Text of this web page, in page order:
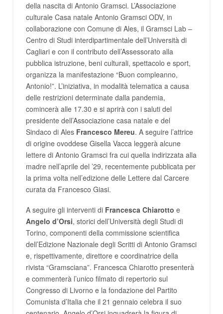
della nascita di Antonio Gramsci. L’Associazione
culturale Casa natale Antonio Gramsci ODV, in
collaborazione con Comune di Ales, il Gramsci Lab –
Centro di Studi interdipartimentale dell’Università di
Cagliari e con il contributo dell’Assessorato alla
pubblica istruzione, beni culturali, spettacolo e sport,
organizza la manifestazione “Buon compleanno,
Antonio!”. L’iniziativa, in modalità telematica a causa
delle restrizioni determinate dalla pandemia,
comincerà alle 17.30 e si aprirà con i saluti del
presidente dell’Associazione casa natale e del
Sindaco di Ales Francesco Mereu. A seguire l’attrice
di origine ovoddese Gisella Vacca leggerà alcune
lettere di Antonio Gramsci fra cui quella indirizzata alla
madre nell’aprile del ’29, recentemente pubblicata per
la prima volta nell’edizione delle Lettere dal Carcere
curata da Francesco Giasi.
A seguire gli interventi di Francesca Chiarotto e
Angelo d’Orsi, storici dell’Università degli Studi di
Torino, componenti della commissione scientifica
dell’Edizione Nazionale degli Scritti di Antonio Gramsci
e, rispettivamente, direttore e coordinatrice della
rivista “Gramsciana”. Francesca Chiarotto presenterà
e commenterà l’unico filmato di repertorio sul
Congresso di Livorno e la fondazione del Partito
Comunista d’Italia che il 21 gennaio celebra il suo